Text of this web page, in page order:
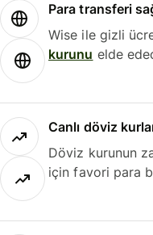
Para transferi
Wise ile gizli
kurunu elde
Canlı döviz
Döviz kurunun
için favori para